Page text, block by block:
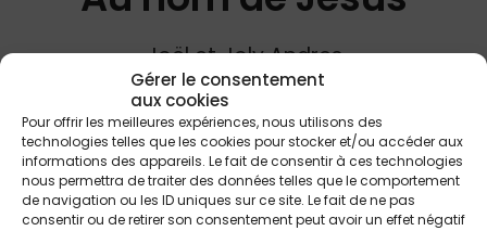
Gérer le consentement
aux cookies
Pour offrir les meilleures expériences, nous utilisons des
technologies telles que les cookies pour stocker et/ou accéder aux
informations des appareils. Le fait de consentir à ces technologies
nous permettra de traiter des données telles que le comportement
de navigation ou les ID uniques sur ce site. Le fait de ne pas
consentir ou de retirer son consentement peut avoir un effet négatif
Joël et Joly Andres
PARTAGER